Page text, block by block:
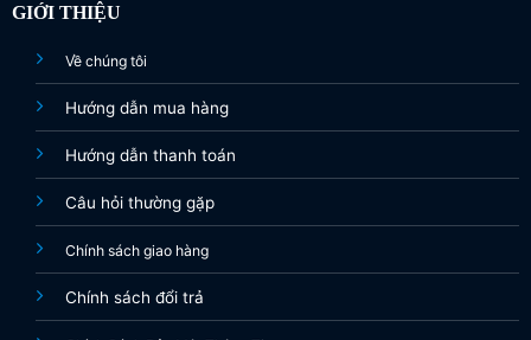
GIỚI THIỆU
Về chúng tôi
Hướng dẫn mua hàng
Hướng dẫn thanh toán
Câu hỏi thường gặp
Chính sách giao hàng
Chính sách đổi trả